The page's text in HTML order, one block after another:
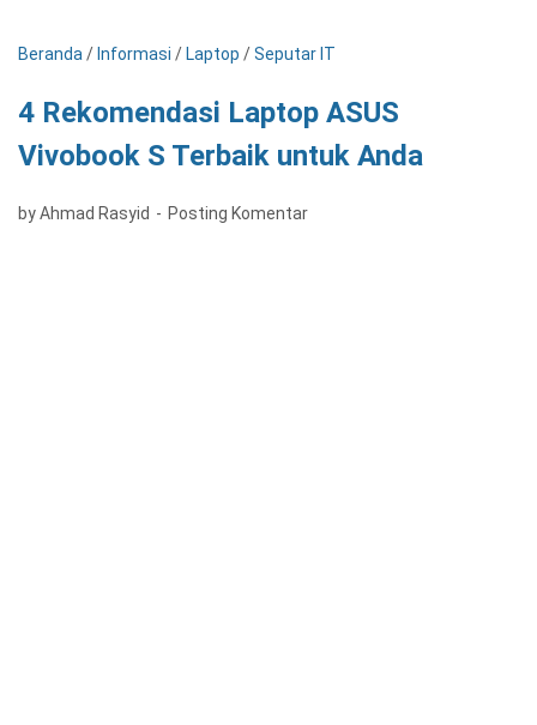
Beranda / Informasi / Laptop /Seputar IT
4 Rekomendasi Laptop ASUS
Vivobook S Terbaik untuk Anda
by Ahmad Rasyid Posting Komentar